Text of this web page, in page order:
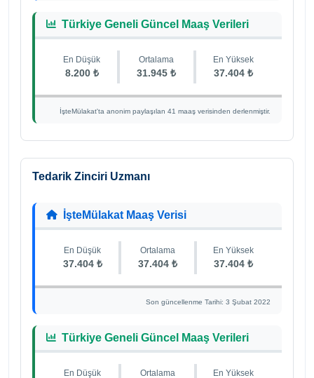
Türkiye Geneli Güncel Maaş Verileri
En Düşük
8.200 ₺
Ortalama
31.945 ₺
En Yüksek
37.404 ₺
İşteMülakat'ta anonim paylaşılan 41 maaş verisinden derlenmiştir.
Tedarik Zinciri Uzmanı
İşteMülakat Maaş Verisi
En Düşük
37.404 ₺
Ortalama
37.404 ₺
En Yüksek
37.404 ₺
Son güncellenme Tarihi: 3 Şubat 2022
Türkiye Geneli Güncel Maaş Verileri
En Düşük Ortalama En Yüksek